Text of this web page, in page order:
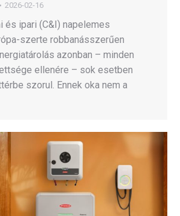
2026-02-16
és ipari (C&I) napelemes
szerte robbanásszerűen
azonban – minden
ellenére – sok esetben
szorul. Ennek oka nem a